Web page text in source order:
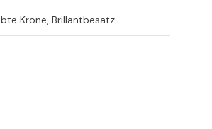
Krone, Brillantbesatz